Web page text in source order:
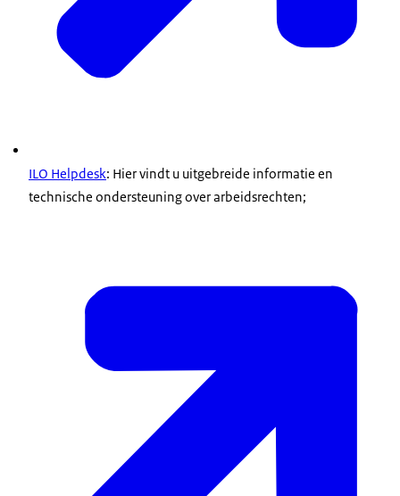
ILO Helpdesk: Hier vindt u uitgebreide informatie en
technische ondersteuning over arbeidsrechten;